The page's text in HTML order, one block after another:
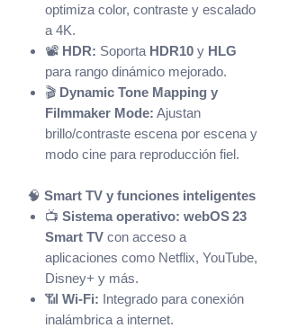
optimiza color, contraste y escalado
a 4K.
📽️ HDR: Soporta HDR10 y HLG
para rango dinámico mejorado.
🎬 Dynamic Tone Mapping y
Filmmaker Mode: Ajustan
brillo/contraste escena por escena y
modo cine para reproducción fiel.
🧠 Smart TV y funciones inteligentes
📺 Sistema operativo: webOS 23
Smart TV con acceso a
aplicaciones como Netflix, YouTube,
Disney+ y más.
📶 Wi‑Fi: Integrado para conexión
inalámbrica a internet.